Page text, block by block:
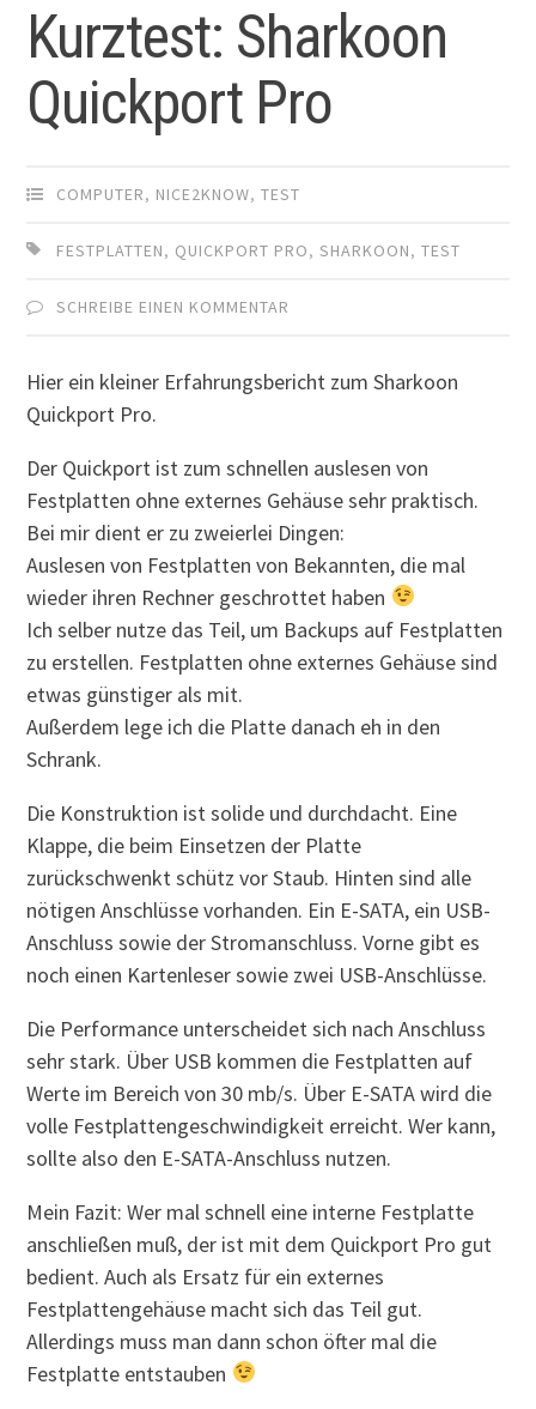
Kurztest: Sharkoon
Quickport Pro
COMPUTER, NICE2KNOW,TEST
FESTPLATTEN, QUICKPORT PRO,SHARKOON,TEST
SCHREIBE EINEN KOMMENTAR
Hier ein kleiner Erfahrungsbericht zum Sharkoon
Quickport Pro.
Der Quickport ist zum schnellen auslesen von
Festplatten ohne externes Gehäuse sehr praktisch.
Bei mir dient er zu zweierlei Dingen:
Auslesen von Festplatten von Bekannten, die mal
wieder ihren Rechner geschrottet haben
Ich selber nutze das Teil, um Backups auf Festplatten
zu erstellen. Festplatten ohne externes Gehäuse sind
etwas günstiger als mit.
Außerdem lege ich die Platte danach eh in den
Schrank.
Die Konstruktion ist solide und durchdacht. Eine
Klappe, die beim Einsetzen der Platte
zurückschwenkt schütz vor Staub. Hinten sind alle
nötigen Anschlüsse vorhanden. Ein E-SATA, ein USB-
Anschluss sowie der Stromanschluss. Vorne gibt es
noch einen Kartenleser sowie zwei USB-Anschlüsse.
Die Performance unterscheidet sich nach Anschluss
sehr stark. Über USB kommen die Festplatten auf
Werte im Bereich von 30 mb/s. Über E-SATA wird die
volle Festplattengeschwindigkeit erreicht. Wer kann,
sollte also den E-SATA-Anschluss nutzen.
Mein Fazit: Wer mal schnell eine interne Festplatte
anschließen muß, der ist mit dem Quickport Pro gut
bedient. Auch als Ersatz für ein externes
Festplattengehäuse macht sich das Teil gut.
Allerdings muss man dann schon öfter mal die
Festplatte entstauben